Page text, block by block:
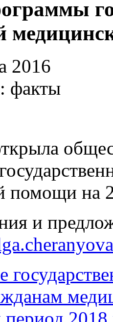
2016
факты
помощи на
и